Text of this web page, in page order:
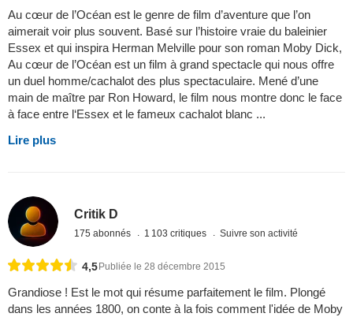
Au cœur de l’Océan est le genre de film d’aventure que l’on
aimerait voir plus souvent. Basé sur l’histoire vraie du baleinier
Essex et qui inspira Herman Melville pour son roman Moby Dick,
Au cœur de l’Océan est un film à grand spectacle qui nous offre
un duel homme/cachalot des plus spectaculaire. Mené d’une
main de maître par Ron Howard, le film nous montre donc le face
à face entre l‘Essex et le fameux cachalot blanc ...
Lire plus
Critik D
175 abonnés 1 103 critiques Suivre son activité
4,5 Publiée le 28 décembre 2015
Grandiose ! Est le mot qui résume parfaitement le film. Plongé
dans les années 1800, on conte à la fois comment l'idée de Moby